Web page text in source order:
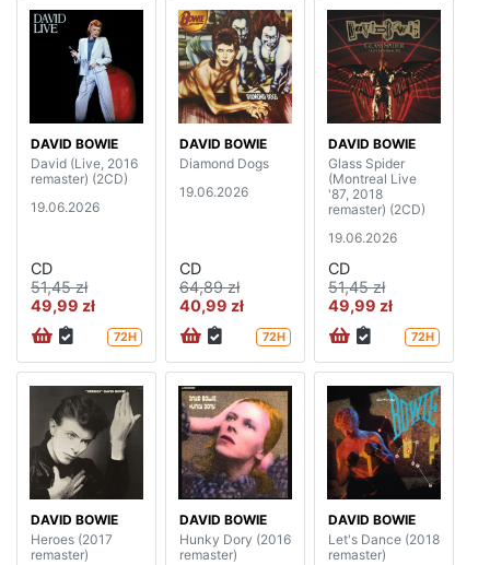
DAVID BOWIE
David (Live, 2016
remaster) (2CD)
19.06.2026
CD
51,45 zł
49,99 zł
72H
DAVID BOWIE
Diamond Dogs
19.06.2026
CD
64,89 zł
40,99 zł
72H
DAVID BOWIE
Glass Spider
(Montreal Live
'87, 2018
remaster) (2CD)
19.06.2026
CD
51,45 zł
49,99 zł
72H
DAVID BOWIE
Heroes (2017
remaster)
DAVID BOWIE
Hunky Dory (2016
remaster)
DAVID BOWIE
Let's Dance (2018
remaster)